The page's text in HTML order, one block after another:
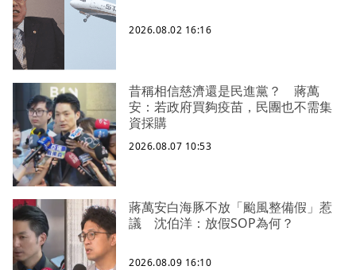
2026.08.02 16:16
昔稱相信慈濟還是民進黨？ 蔣萬
安：若政府買夠疫苗，民團也不需集
資採購
2026.08.07 10:53
蔣萬安白海豚不放「颱風整備假」惹
議 沈伯洋：放假SOP為何？
2026.08.09 16:10